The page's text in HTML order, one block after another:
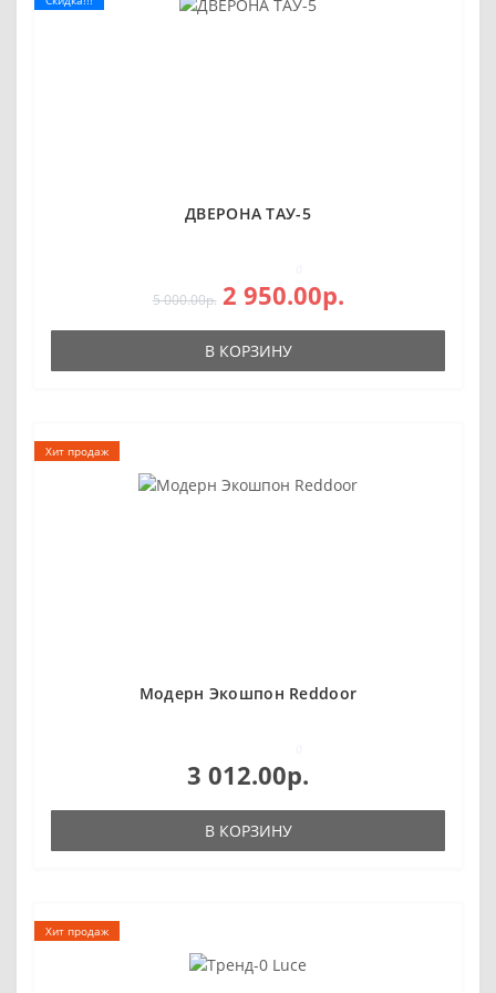
ДВЕРОНА ТАУ-5
5 000.00р. 2 950.00р.
В КОРЗИНУ
Хит продаж
Модерн Экошпон Reddoor
3 012.00р.
В КОРЗИНУ
Хит продаж